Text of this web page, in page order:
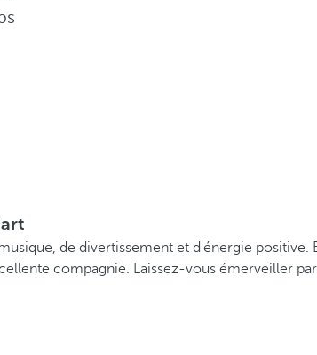
de divertissement et d'énergie
compagnie. Laissez-vous émerveiller